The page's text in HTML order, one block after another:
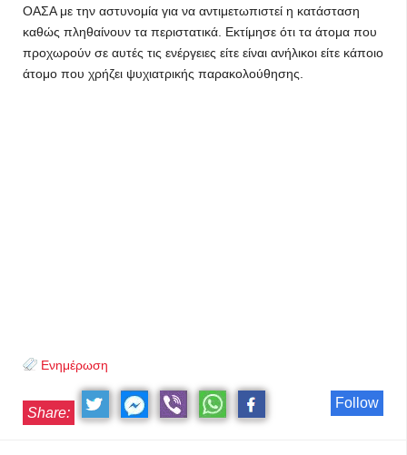
ΟΑΣΑ με την αστυνομία για να αντιμετωπιστεί η κατάσταση
καθώς πληθαίνουν τα περιστατικά. Εκτίμησε ότι τα άτομα που
προχωρούν σε αυτές τις ενέργειες είτε είναι ανήλικοι είτε κάποιο
άτομο που χρήζει ψυχιατρικής παρακολούθησης.
Ενημέρωση
Follow
Share: